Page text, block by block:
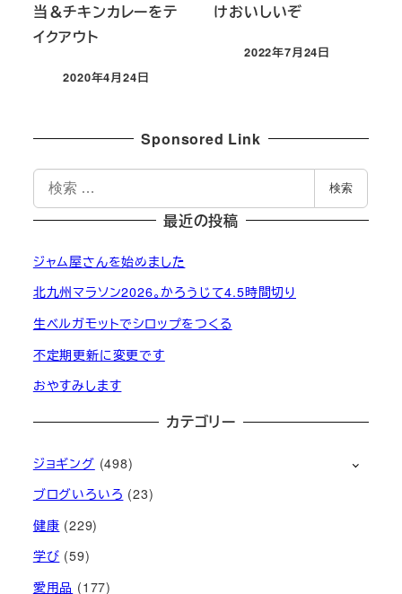
当＆チキンカレーをテ
イクアウト
投稿日
2020年4月24日
けおいしいぞ
投稿日
2022年7月24日
Sponsored Link
検
索
検索
最近の投稿
ジャム屋さんを始めました
北九州マラソン2026。かろうじて4.5時間切り
生ベルガモットでシロップをつくる
不定期更新に変更です
おやすみします
カテゴリー
ジョギング (498)
ブログいろいろ (23)
健康 (229)
学び (59)
愛用品 (177)